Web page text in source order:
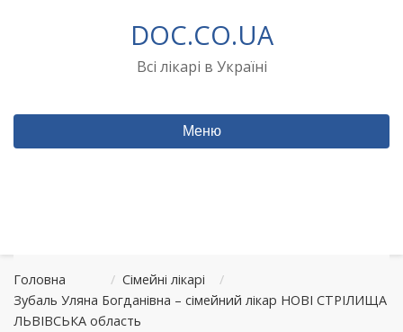
DOC.CO.UA
Всі лікарі в Україні
Меню
Головна / Сімейні лікарі
/
Зубаль Уляна Богданівна – сімейний лікар НОВІ СТРІЛИЩА
ЛЬВІВСЬКА область